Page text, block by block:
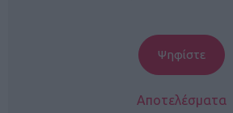
Αποτελέσματα